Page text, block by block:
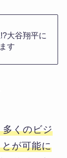
大谷翔平に
す
多くのビジ
が可能に